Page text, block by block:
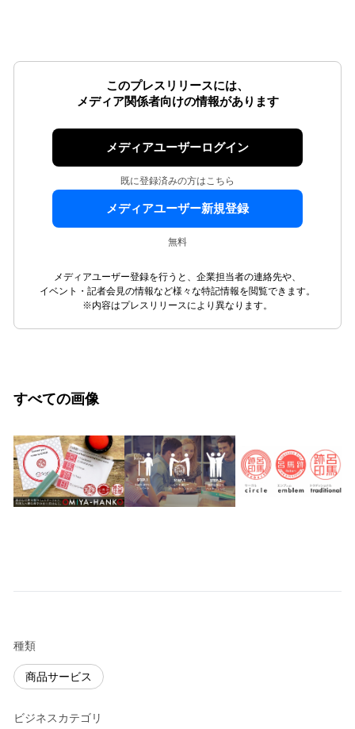
このプレスリリースには、
メディア関係者向けの情報があります
メディアユーザーログイン
既に登録済みの方はこちら
メディアユーザー新規登録
無料
メディアユーザー登録を行うと、企業担当者の連絡先や、
イベント・記者会見の情報など様々な特記情報を閲覧できます。
※内容はプレスリリースにより異なります。
すべての画像
種類
商品サービス
ビジネスカテゴリ